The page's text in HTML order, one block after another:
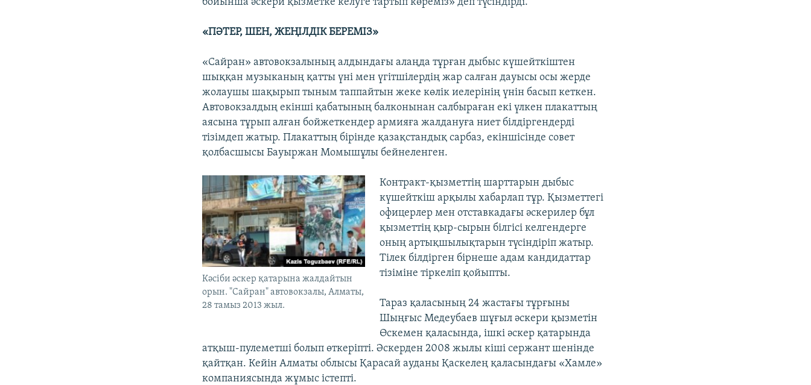
«ПӘТЕР, ШЕН, ЖЕҢІЛДІК БЕРЕМІЗ»
«Сайран» автовокзалының алдындағы алаңда тұрған дыбыс күшейткіштен
шыққан музыканың қатты үні мен үгітшілердің жар салған дауысы осы жерде
жолаушы шақырып тыным таппайтын жеке көлік иелерінің үнін басып кеткен.
Автовокзалдың екінші қабатының балконынан салбыраған екі үлкен плакаттың
аясына тұрып алған бойжеткендер армияға жалдануға ниет білдіргендерді
тізімдеп жатыр. Плакаттың бірінде қазақстандық сарбаз, екіншісінде совет
қолбасшысы Бауыржан Момышұлы бейнеленген.
Кәсіби әскер қатарына жалдайтын
орын. "Сайран" автовокзалы, Алматы,
28 тамыз 2013 жыл.
Контракт-қызметтің шарттарын дыбыс
күшейткіш арқылы хабарлап тұр. Қызметтегі
офицерлер мен отставкадағы әскерилер бұл
қызметтің қыр-сырын білгісі келгендерге
оның артықшылықтарын түсіндіріп жатыр.
Тілек білдірген бірнеше адам кандидаттар
тізіміне тіркеліп қойыпты.
Тараз қаласының 24 жастағы тұрғыны
Шыңғыс Медеубаев шұғыл әскери қызметін
Өскемен қаласында, ішкі әскер қатарында
атқыш-пулеметші болып өткеріпті. Әскерден 2008 жылы кіші сержант шенінде
қайтқан. Кейін Алматы облысы Қарасай ауданы Қаскелең қаласындағы «Хамле»
компаниясында жұмыс істепті.